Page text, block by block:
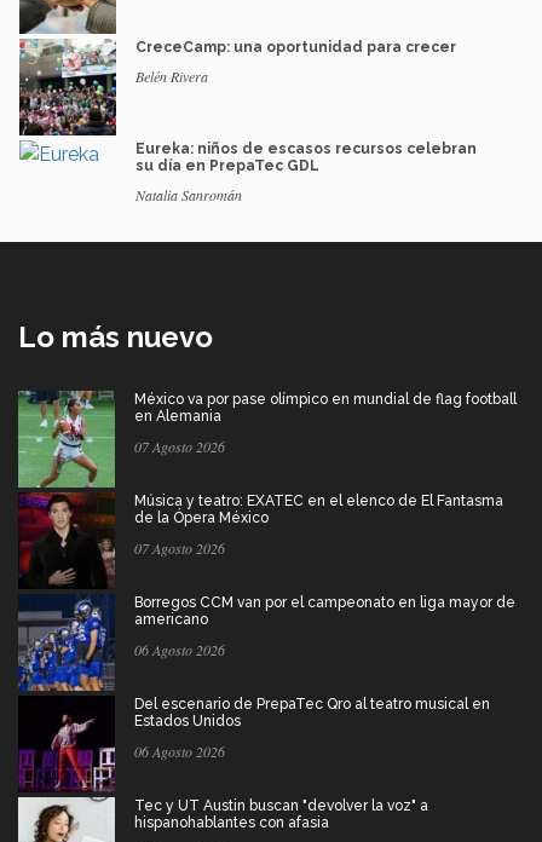
CreceCamp: una oportunidad para crecer
Belén Rivera
Eureka: niños de escasos recursos celebran
su día en PrepaTec GDL
Natalia Sanromán
Lo más nuevo
México va por pase olímpico en mundial de flag football
en Alemania
07 Agosto 2026
Música y teatro: EXATEC en el elenco de El Fantasma
de la Ópera México
07 Agosto 2026
Borregos CCM van por el campeonato en liga mayor de
americano
06 Agosto 2026
Del escenario de PrepaTec Qro al teatro musical en
Estados Unidos
06 Agosto 2026
Tec y UT Austin buscan "devolver la voz" a
hispanohablantes con afasia